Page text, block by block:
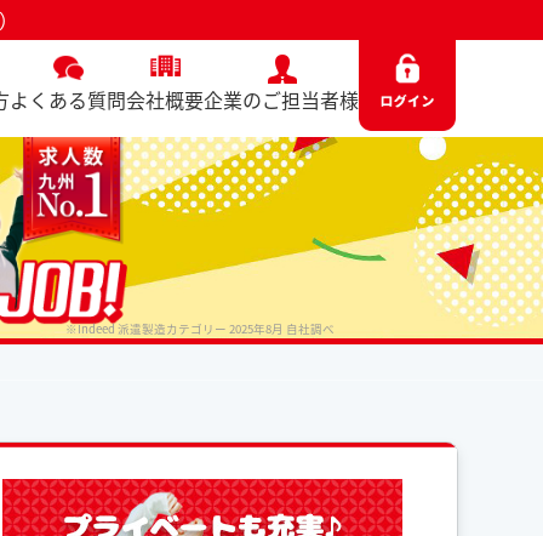
よくある質問会社概要企業のご担当者様
※Indeed 派遣製造カテゴリー 2025年8月 自社調べ
No. 5470 / 2025.06.13